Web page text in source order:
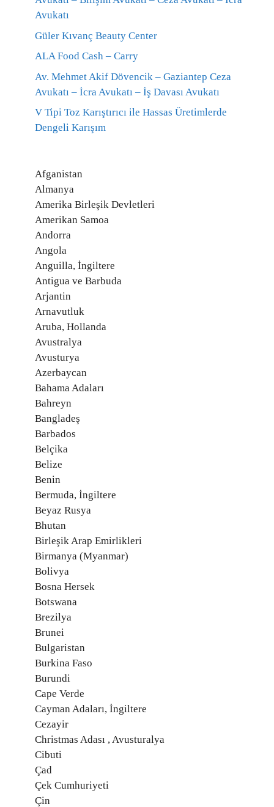
Avukatı
Güler Kıvanç Beauty Center
ALA Food Cash – Carry
Av. Mehmet Akif Dövencik – Gaziantep Ceza
Avukatı – İcra Avukatı – İş Davası Avukatı
V Tipi Toz Karıştırıcı ile Hassas Üretimlerde
Dengeli Karışım
Afganistan
Almanya
Amerika Birleşik Devletleri
Amerikan Samoa
Andorra
Angola
Anguilla, İngiltere
Antigua ve Barbuda
Arjantin
Arnavutluk
Aruba, Hollanda
Avustralya
Avusturya
Azerbaycan
Bahama Adaları
Bahreyn
Bangladeş
Barbados
Belçika
Belize
Benin
Bermuda, İngiltere
Beyaz Rusya
Bhutan
Birleşik Arap Emirlikleri
Birmanya (Myanmar)
Bolivya
Bosna Hersek
Botswana
Brezilya
Brunei
Bulgaristan
Burkina Faso
Burundi
Cape Verde
Cayman Adaları, İngiltere
Cezayir
Christmas Adası , Avusturalya
Cibuti
Çad
Çek Cumhuriyeti
Çin